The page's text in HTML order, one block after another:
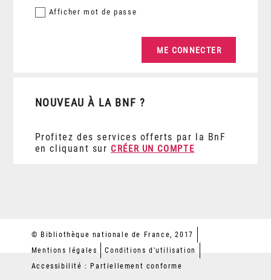
Afficher mot de passe
NOUVEAU À LA BNF ?
Profitez des services offerts par la BnF
en cliquant sur CRÉER UN COMPTE
© Bibliothèque nationale de France, 2017
Mentions légales
Conditions d'utilisation
Accessibilité : Partiellement conforme